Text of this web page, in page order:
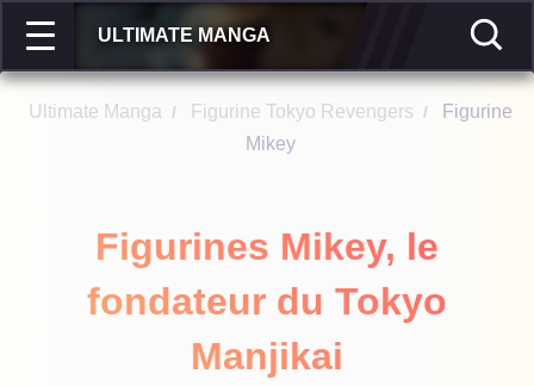
ULTIMATE MANGA
Ultimate Manga / Figurine Tokyo Revengers /
Figurine
Mikey
Figurines Mikey, le
fondateur du Tokyo
Manjikai